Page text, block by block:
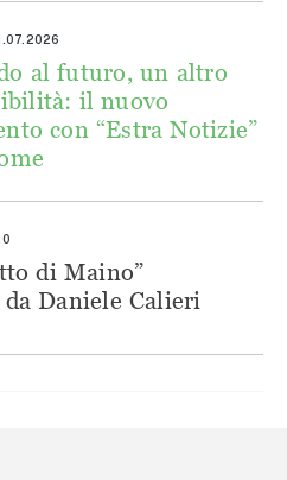
al futuro, un altro
il nuovo
con “Estra Notizie”
di Maino”
Daniele Calieri